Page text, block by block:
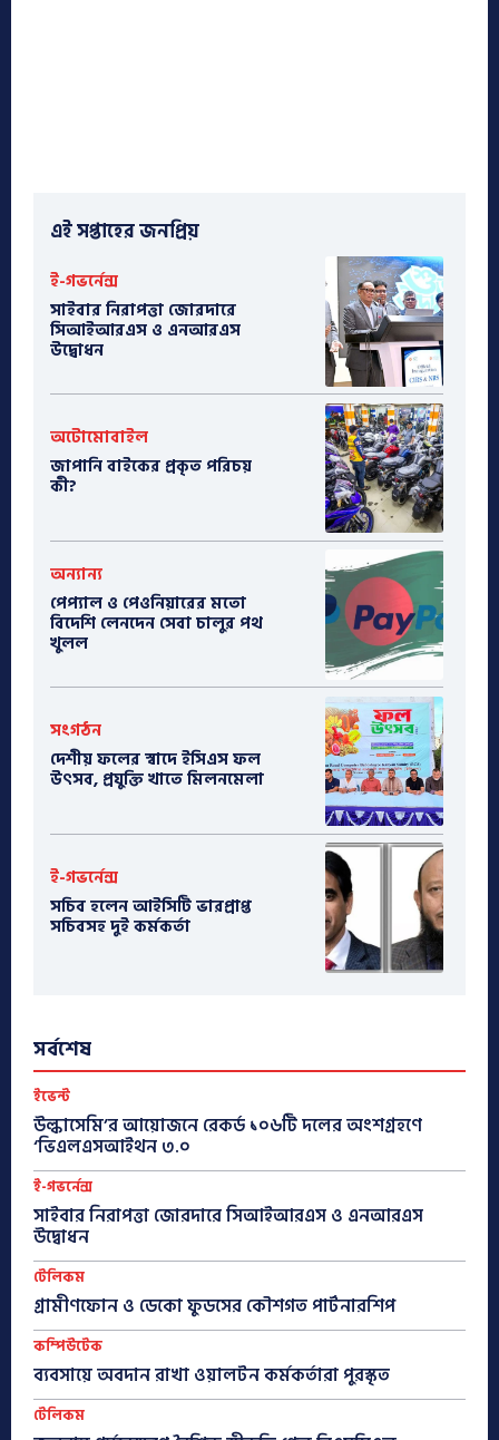
এই সপ্তাহের জনপ্রিয়
ই-গভর্নেন্স
সাইবার নিরাপত্তা জোরদারে
সিআইআরএস ও এনআরএস
উদ্বোধন
অটোমোবাইল
​জাপানি বাইকের প্রকৃত পরিচয়
কী?
অন্যান্য
পেপ্যাল ও পেওনিয়ারের মতো
বিদেশি লেনদেন সেবা চালুর পথ
খুলল
সংগঠন
দেশীয় ফলের স্বাদে ইসিএস ফল
উৎসব, প্রযুক্তি খাতে মিলনমেলা
ই-গভর্নেন্স
সচিব হলেন আইসিটি ভারপ্রাপ্ত
সচিবসহ দুই কর্মকর্তা
সর্বশেষ
ইভেন্ট
উল্কাসেমি’র আয়োজনে রেকর্ড ১০৬টি দলের অংশগ্রহণে
‘ভিএলএসআইথন ৩.০
ই-গভর্নেন্স
সাইবার নিরাপত্তা জোরদারে সিআইআরএস ও এনআরএস
উদ্বোধন
টেলিকম
গ্রামীণফোন ও ডেকো ফুডসের কৌশগত পার্টনারশিপ
কম্পিউটেক
ব্যবসায়ে অবদান রাখা ওয়ালটন কর্মকর্তারা পুরস্কৃত
টেলিকম